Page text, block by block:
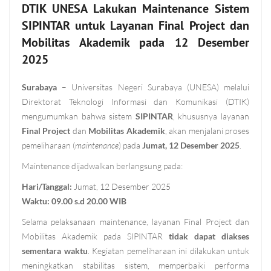
DTIK UNESA Lakukan Maintenance Sistem
SIPINTAR untuk Layanan Final Project dan
Mobilitas Akademik pada 12 Desember
2025
Surabaya – Universitas Negeri Surabaya (UNESA) melalui
Direktorat Teknologi Informasi dan Komunikasi (DTIK)
mengumumkan bahwa sistem SIPINTAR , khususnya layanan
Final Project dan Mobilitas Akademik , akan menjalani proses
pemeliharaan (maintenance) pada Jumat, 12 Desember 2025
Maintenance dijadwalkan berlangsung pada:
Hari/Tanggal: Jumat, 12 Desember 2025
Waktu: 09.00 s.d 20.00 WIB
Selama pelaksanaan maintenance, layanan Final Project dan
Mobilitas Akademik pada SIPINTAR tidak dapat diakses
sementara waktu . Kegiatan pemeliharaan ini dilakukan untuk
meningkatkan stabilitas sistem, memperbaiki performa